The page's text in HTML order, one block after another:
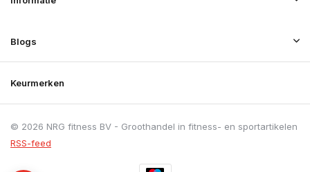
Blogs
Keurmerken
© 2026 NRG fitness BV - Groothandel in fitness- en sportartikelen
RSS-feed